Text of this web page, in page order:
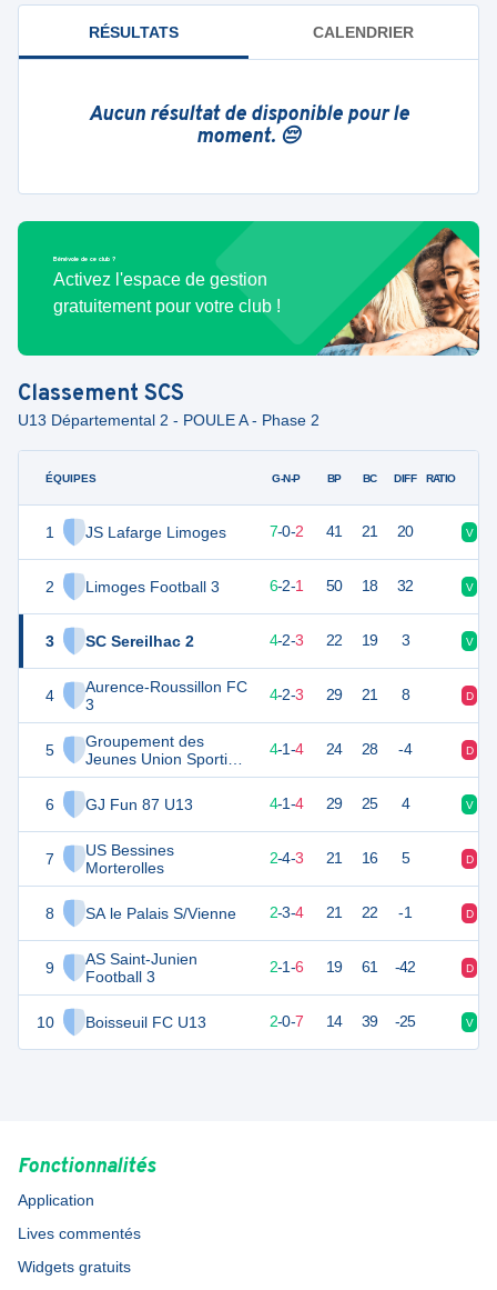
RÉSULTATS CALENDRIER
Aucun résultat de disponible pour le
moment. 😔
Bénévole de ce club ?
Activez l'espace de gestion
gratuitement pour votre club !
Classement SCS
U13 Départemental 2 - POULE A - Phase 2
ÉQUIPES
1 JS Lafarge Limoges
2 Limoges Football 3
3 SC Sereilhac 2
4
Aurence-Roussillon FC
3
5
Groupement des
Jeunes Union Sportive
de la Gorre U13
6
GJ Fun 87 U13
7
US Bessines
Morterolles
8 SA le Palais S/Vienne
9
AS Saint-Junien
Football 3
10 Boisseuil FC U13
G-N-P BP BC DIFF RATIO
21 7-0-2 41 21 20 V
20 6-2-1 50 18 32 V
4-2-3 22 19 3 V
13 9 4-2-3 29 21 8 D
13 4-1-4 24 28 -4 D
4-1-4 29 25 4 V
2-4-3 21 16 5 D
9 9 2-3-4 21 22 -1 D
2-1-6 19 61 -42 D
6 2-0-7 14 39 -25 V
Fonctionnalités
Application
Lives commentés
Widgets gratuits